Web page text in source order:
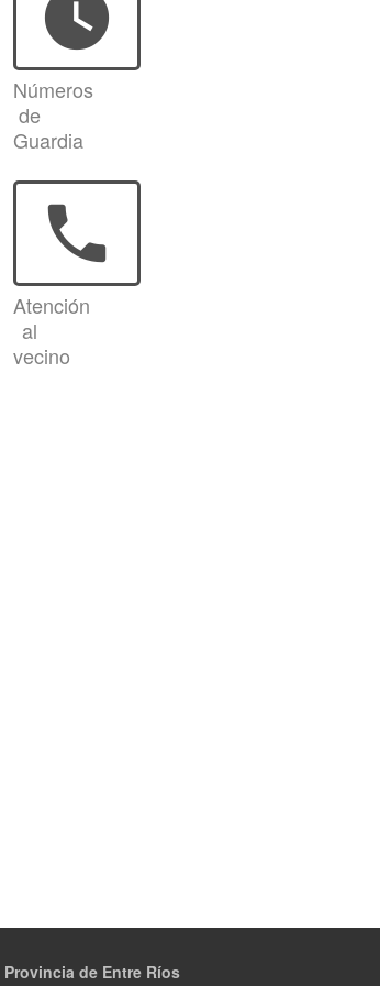
watch_later
Números
de
Guardia
phone
Atención
al
vecino
Provincia de Entre Ríos